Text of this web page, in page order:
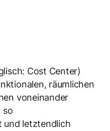
Cost Center)
räumlichen
voneinander
so
und letztendlich